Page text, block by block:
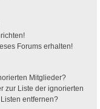
Forums erhalten!
Mitglieder?
zur Liste der ignorierten
entfernen?